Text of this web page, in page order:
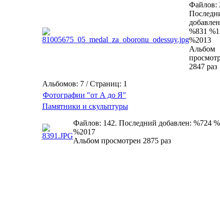
Файлов:
%831
%2013
Альбом
2847 раз
Альбомов: 7 / Страниц: 1
Фотографии "от А до Я"
Памятники и скульптуры
Файлов: 142. Последний добавлен: %724
%2017
Альбом просмотрен 2875 раз